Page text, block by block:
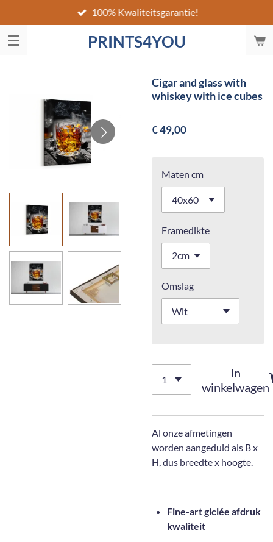
direct
naar
PRINTS4YOU
100% Kwaliteitsgarantie!
Cigar and glass with
whiskey with ice cubes
€ 49,00
Maten cm
Framedikte
Omslag
In
winkelwagen
Al onze afmetingen
worden aangeduid als B x
H, dus breedte x hoogte.
Fine-art giclée afdruk
kwaliteit